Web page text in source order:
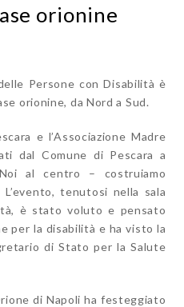
orionine
Persone con Disabilità è
orionine, da Nord a Sud.
e l’Associazione Madre
dal Comune di Pescara a
al centro – costruiamo
tenutosi nella sala
è stato voluto e pensato
per la disabilità e ha visto la
di Stato per la Salute
di Napoli ha festeggiato